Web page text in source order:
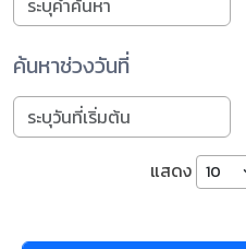
ค้นหาช่วงวันที่
แสดง